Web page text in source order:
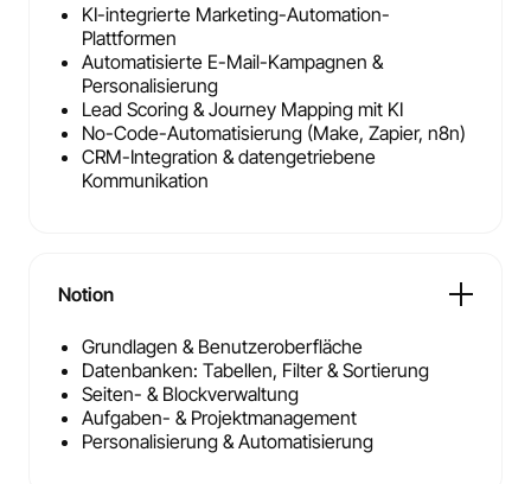
KI-integrierte Marketing-Automation-
Plattformen
Automatisierte E-Mail-Kampagnen &
Personalisierung
Lead Scoring & Journey Mapping mit KI
No-Code-Automatisierung (Make, Zapier, n8n)
CRM-Integration & datengetriebene
Kommunikation
Notion
Grundlagen & Benutzeroberfläche
Datenbanken: Tabellen, Filter & Sortierung
Seiten- & Blockverwaltung
Aufgaben- & Projektmanagement
Personalisierung & Automatisierung